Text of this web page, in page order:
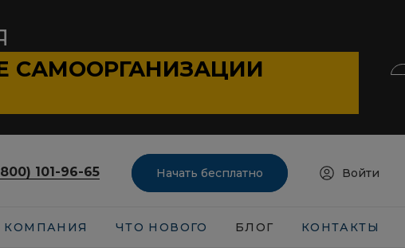
САМООРГАНИЗАЦИИ
101-96-65 Начать бесплатно Войти
КОМПАНИЯ ЧТО НОВОГО БЛОГ КОНТАКТЫ